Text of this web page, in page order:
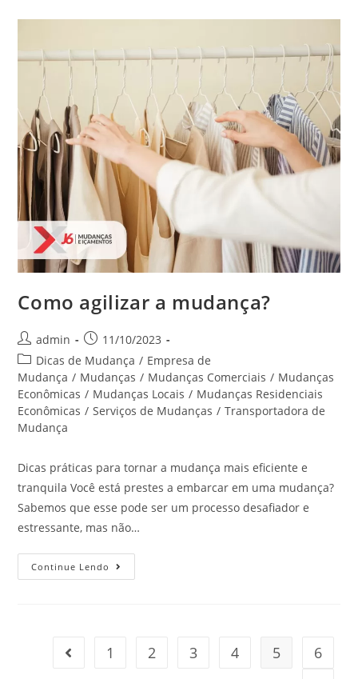
Como agilizar a mudança?
admin
11/10/2023
Dicas de Mudança / Empresa de
Mudança / Mudanças / Mudanças Comerciais / Mudanças
Econômicas / Mudanças Locais / Mudanças Residenciais
Econômicas / Serviços de Mudanças / Transportadora de
Mudança
Dicas práticas para tornar a mudança mais eficiente e
tranquila Você está prestes a embarcar em uma mudança?
Sabemos que esse pode ser um processo desafiador e
estressante, mas não…
Continue Lendo
1 2 3 4 5 6